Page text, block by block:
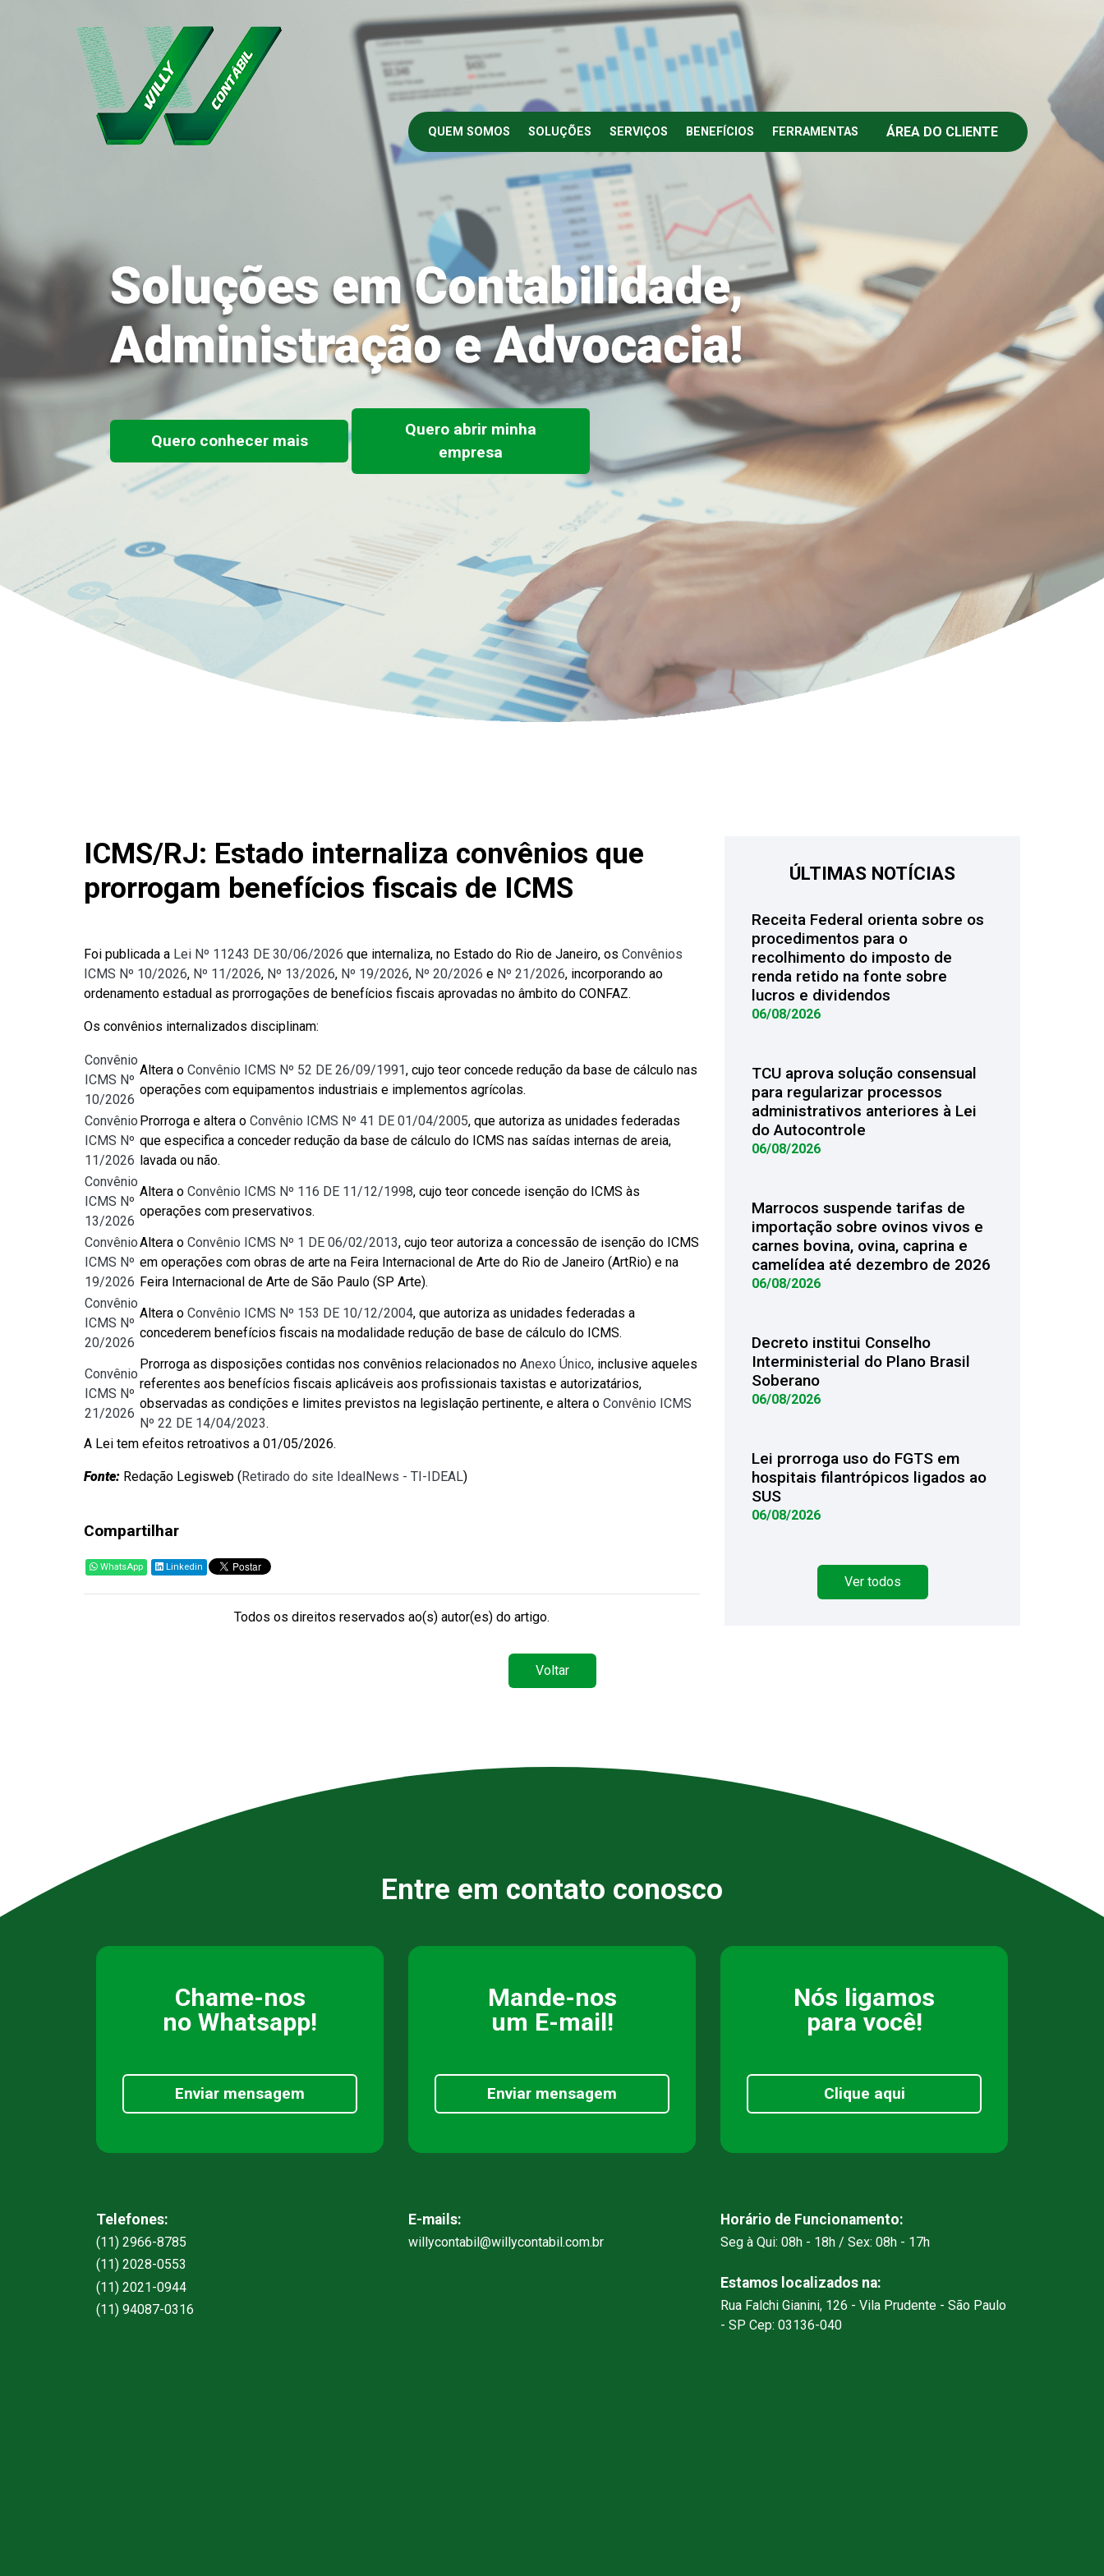
QUEM SOMOS SOLUÇÕES SERVIÇOS BENEFÍCIOS FERRAMENTAS ÁREA DO CLIENTE
Soluções em Contabilidade,
Administração e Advocacia!
Quero conhecer mais
Quero abrir minha
empresa
ICMS/RJ: Estado internaliza convênios que
prorrogam benefícios fiscais de ICMS
Foi publicada a Lei Nº 11243 DE 30/06/2026 que internaliza, no Estado do Rio de Janeiro, os Convênios
ICMS Nº 10/2026, Nº 11/2026, Nº 13/2026, Nº 19/2026, Nº 20/2026 e Nº 21/2026, incorporando ao
ordenamento estadual as prorrogações de benefícios fiscais aprovadas no âmbito do CONFAZ.
Os convênios internalizados disciplinam:
Convênio
ICMS Nº
10/2026
Altera o Convênio ICMS Nº 52 DE 26/09/1991, cujo teor concede redução da base de cálculo nas
operações com equipamentos industriais e implementos agrícolas.
Convênio
ICMS Nº
11/2026
Prorroga e altera o Convênio ICMS Nº 41 DE 01/04/2005, que autoriza as unidades federadas
que especifica a conceder redução da base de cálculo do ICMS nas saídas internas de areia,
lavada ou não.
Convênio
ICMS Nº
13/2026
Altera o Convênio ICMS Nº 116 DE 11/12/1998, cujo teor concede isenção do ICMS às
operações com preservativos.
Convênio
ICMS Nº
19/2026
Altera o Convênio ICMS Nº 1 DE 06/02/2013, cujo teor autoriza a concessão de isenção do ICMS
em operações com obras de arte na Feira Internacional de Arte do Rio de Janeiro (ArtRio) e na
Feira Internacional de Arte de São Paulo (SP Arte).
Convênio
ICMS Nº
20/2026
Altera o Convênio ICMS Nº 153 DE 10/12/2004, que autoriza as unidades federadas a
concederem benefícios fiscais na modalidade redução de base de cálculo do ICMS.
Convênio
ICMS Nº
21/2026
Prorroga as disposições contidas nos convênios relacionados no Anexo Único, inclusive aqueles
referentes aos benefícios fiscais aplicáveis aos profissionais taxistas e autorizatários,
observadas as condições e limites previstos na legislação pertinente, e altera o Convênio ICMS
Nº 22 DE 14/04/2023.
A Lei tem efeitos retroativos a 01/05/2026.
Fonte: Redação Legisweb (Retirado do site IdealNews - TI-IDEAL)
Compartilhar
WhatsApp Linkedin
Todos os direitos reservados ao(s) autor(es) do artigo.
ÚLTIMAS NOTÍCIAS
Receita Federal orienta sobre os
procedimentos para o
recolhimento do imposto de
renda retido na fonte sobre
lucros e dividendos
06/08/2026
TCU aprova solução consensual
para regularizar processos
administrativos anteriores à Lei
do Autocontrole
06/08/2026
Marrocos suspende tarifas de
importação sobre ovinos vivos e
carnes bovina, ovina, caprina e
camelídea até dezembro de 2026
06/08/2026
Decreto institui Conselho
Interministerial do Plano Brasil
Soberano
06/08/2026
Lei prorroga uso do FGTS em
hospitais filantrópicos ligados ao
SUS
06/08/2026
Ver todos
Voltar
Entre em contato conosco
Chame-nos
no Whatsapp!
Enviar mensagem
Mande-nos
um E-mail!
Enviar mensagem
Nós ligamos
para você!
Clique aqui
Telefones:
(11) 2966-8785
(11) 2028-0553
(11) 2021-0944
(11) 94087-0316
E-mails:
willycontabil@willycontabil.com.br
Horário de Funcionamento:
Seg à Qui: 08h - 18h / Sex: 08h - 17h
Estamos localizados na:
Rua Falchi Gianini, 126 - Vila Prudente - São Paulo
- SP Cep: 03136-040